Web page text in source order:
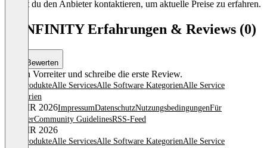
kannst du den Anbieter kontaktieren, um aktuelle Preise zu erfahren.
S4INFINITY Erfahrungen & Reviews (0)
Bewerten
Sei ein Vorreiter und schreibe die erste Review.
Alle ProdukteAlle ServicesAlle Software KategorienAlle Service
Kategorien
© OMR 2026ImpressumDatenschutzNutzungsbedingungenFür
AnbieterCommunity GuidelinesRSS-Feed
© OMR 2026
Alle ProdukteAlle ServicesAlle Software KategorienAlle Service